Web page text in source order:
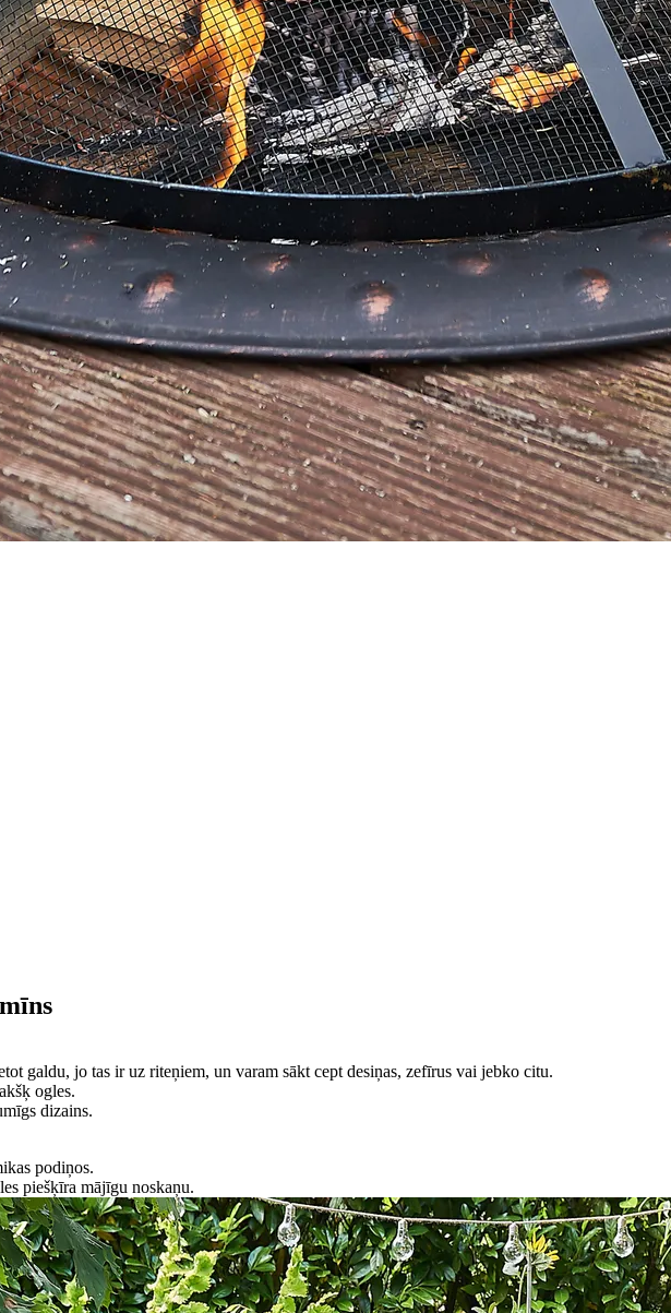
galdu, jo tas ir uz riteņiem, un varam sākt cept desiņas, zefīrus vai jebko citu.
ogles.
dizains.
podiņos.
piešķīra mājīgu noskaņu.